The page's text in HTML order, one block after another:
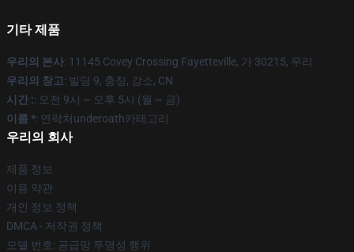
기타 제품
우리의 본사: 11145 Covey Crossing Fayetteville, 가 30215, 우리
우리의 창고: 빌딩 9, 충칭, 강소, CN
시간 :: 오전 9시 ~ 오후 5시 (월 ~ 금)
이름 *: 연락처underoath카테고리
우리의 회사
제품 정보
이용 약관
개인 정보 정책
DMCA - 저작권 정책
모델 번호: 공급망 투명성 행위